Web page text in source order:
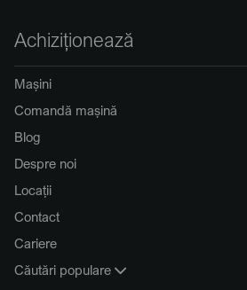
Achiziționează
Mașini
Comandă mașină
Blog
Despre noi
Locații
Contact
Cariere
Căutări populare